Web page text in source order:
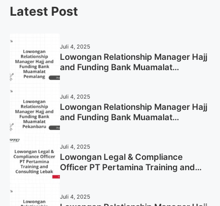
Latest Post
Juli 4, 2025
Lowongan Relationship Manager Hajj
and Funding Bank Muamalat
Juli 4, 2025
Lowongan Relationship Manager Hajj
and Funding Bank Muamalat
Juli 4, 2025
Lowongan Legal & Compliance
Officer PT Pertamina Training and
Juli 4, 2025